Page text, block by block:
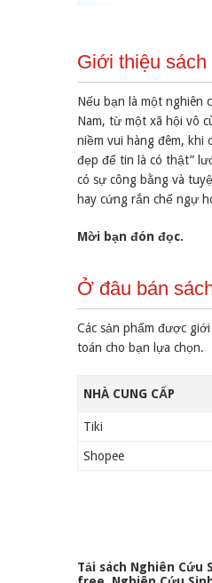
Giới thiệu
Nếu bạn là một nghiên
Nam, từ một xã hội vô
niềm vui hàng đêm, khi
đẹp để tin là có thật”
có sự công bằng và
hay cứng rắn chế ngự
Mời bạn đón đọc.
Ở đâu bán
Các sản phẩm được
toán cho bạn lựa chọn.
NHÀ CUNG CẤP
Tiki
Shopee
Tải sách Nghiên Cứu